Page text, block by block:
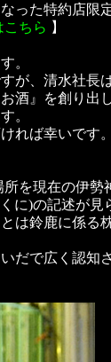
った特約店限
こちら 】
。
が、清水社長
酒』を創り出
。
れば幸いです。
を現在の伊勢
に)の記述が見
は鈴鹿に係る
だで広く認知